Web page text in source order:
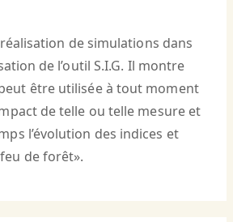
de simulations dans
de l’outil S.I.G. Il montre
être utilisée à tout moment
de telle ou telle mesure et
l’évolution des indices et
de forêt».